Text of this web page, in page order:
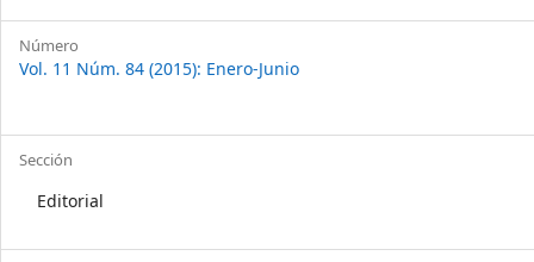
Número
Vol. 11 Núm. 84 (2015): Enero-Junio
Sección
Editorial